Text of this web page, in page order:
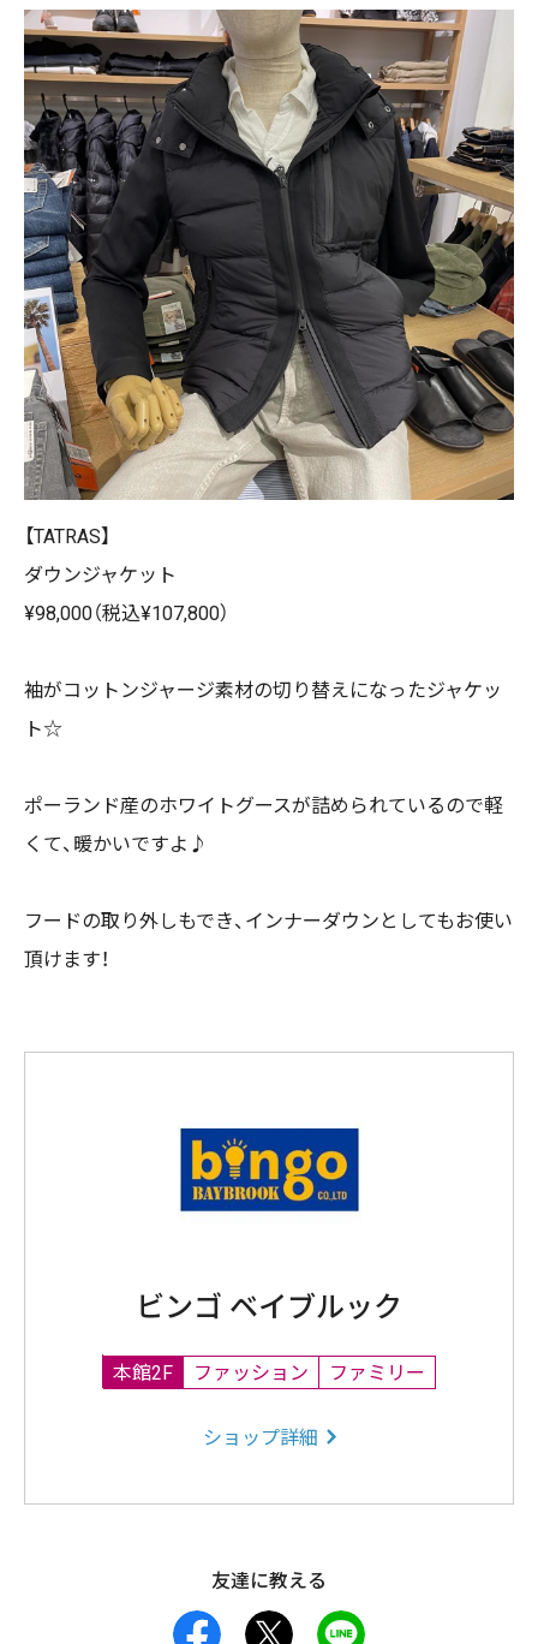
【TATRAS】
ダウンジャケット
¥98,000（税込¥107,800）
袖がコットンジャージ素材の切り替えになったジャケッ
ト☆
ポーランド産のホワイトグースが詰められているので軽
くて、暖かいですよ♪
フードの取り外しもでき、インナーダウンとしてもお使い
頂けます！
ビンゴ ベイブルック
本館2F ファッション ファミリー
ショップ詳細
友達に教える
facebook